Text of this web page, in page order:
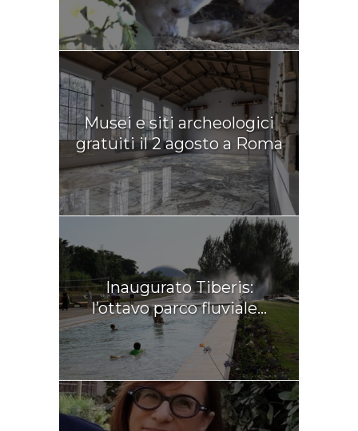
Musei e siti archeologici
gratuiti il 2 agosto a Roma
Inaugurato Tiberis:
l’ottavo parco fluviale...